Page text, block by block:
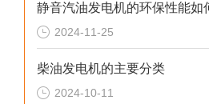
静音汽油发电机的环保性能如
2024-11-25
柴油发电机的主要分类
2024-10-11